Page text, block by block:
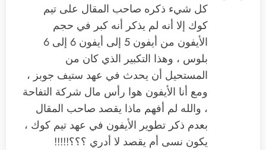
كل شيء ذكره صاحب المقال على تيم
كوك إلا أنه لم يذكر أنه كبر في حجم
الأيفون من أيفون 5 إلى أيفون 6 إلى 6
بلوس ، وهذا التكبير الذي كان من
المستحيل أن يحدث في عهد ستيف جوبز ،
ومع أنا الأيفون هوا رأس مال شركة التفاحة
، والله لم أفهم ماذا يقصد صاحب المقال
بعدم ذكر تطوير الأيفون في عهد تيم كوك ،
يكون نسى أم يقصد لا أدري ؟؟؟!!!!!